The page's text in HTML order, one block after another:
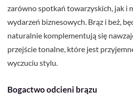
zarówno spotkań towarzyskich, jak i
wydarzeń biznesowych. Brąz i beż,
naturalnie komplementują się
przejście tonalne, które jest
wyczuciu stylu.
Bogactwo odcieni brązu